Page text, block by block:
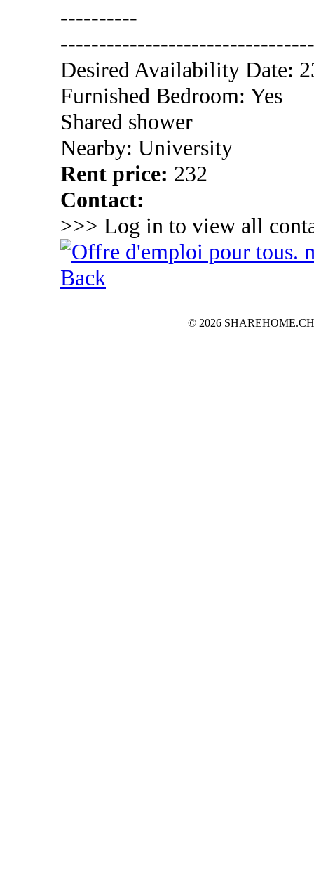
----------
Desired Availability Date:
Furnished Bedroom: Yes
Shared shower
Nearby: University
Rent price: 232
Contact:
>>> Log in to view all
Back
© 2026